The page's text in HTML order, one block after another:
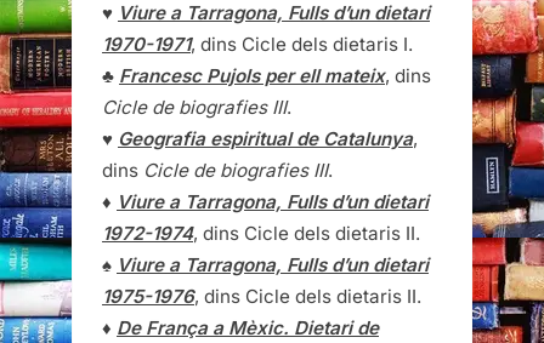
♥ Viure a Tarragona, Fulls d’un dietari
1970-1971, dins Cicle dels dietaris I.
♣ Francesc Pujols per ell mateix, dins
Cicle de biografies III.
♥ Geografia espiritual de Catalunya,
dins Cicle de biografies III.
♦ Viure a Tarragona, Fulls d’un dietari
1972-1974, dins Cicle dels dietaris II.
♠ Viure a Tarragona, Fulls d’un dietari
1975-1976, dins Cicle dels dietaris II.
♦ De França a Mèxic. Dietari de